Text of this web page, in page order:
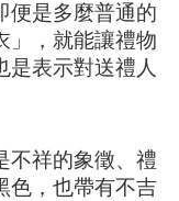
便是多麼普通的
，就能讓禮物
是表示對送禮人
不祥的象徵、禮
色，也帶有不吉